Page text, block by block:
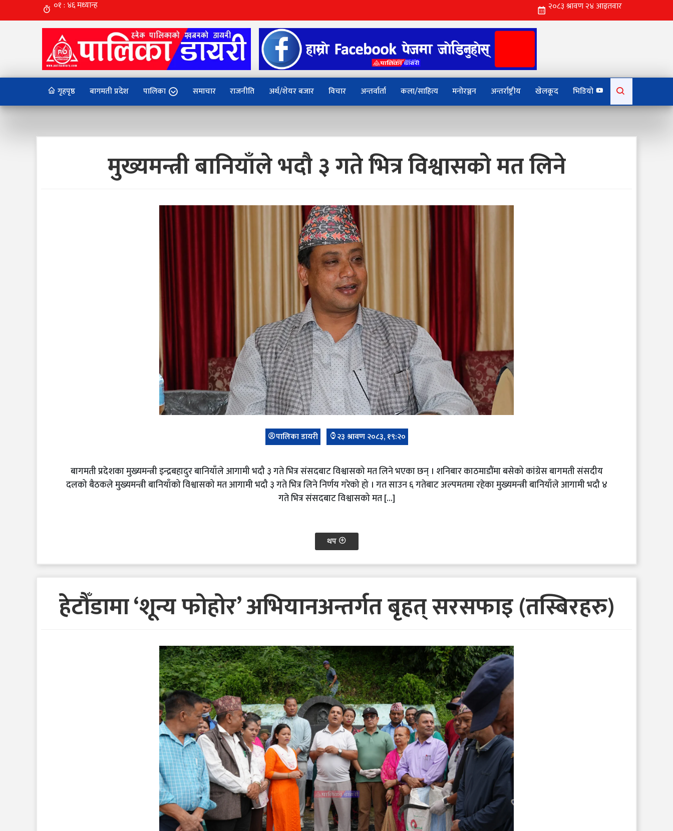
गृहपृष्ठ बागमती प्रदेश पालिका समाचार राजनीति अर्थ/शेयर बजार विचार अन्तर्वार्ता कला/साहित्य मनोरञ्जन अन्तर्राष्ट्रीय खेलकूद भिडियो
for:
मुख्यमन्त्री बानियाँले भदौ ३ गते भित्र विश्वासको मत लिने
पालिका डायरी २३ श्रावण २०८३, १९:२०
बागमती प्रदेशका मुख्यमन्त्री इन्द्रबहादुर बानियाँले आगामी भदौ ३ गते भित्र संसदबाट विश्वासको मत लिने भएका छन् । शनिबार काठमाडौंमा बसेको कांग्रेस बागमती संसदीय
दलको बैठकले मुख्यमन्त्री बानियाँको विश्वासको मत आगामी भदौ ३ गते भित्र लिने निर्णय गरेको हो । गत साउन ६ गतेबाट अल्पमतमा रहेका मुख्यमन्त्री बानियाँले आगामी भदौ ४
गते भित्र संसदबाट विश्वासको मत […]
थप
हेटौँडामा ‘शून्य फोहोर’ अभियानअन्तर्गत बृहत् सरसफाइ (तस्बिरहरु)